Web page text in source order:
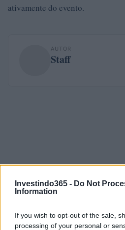
Investindo365 - Do Not
Information
If you wish to opt-out of the sale,
processing of your personal or
ativamente do evento.
AUTOR
Staff